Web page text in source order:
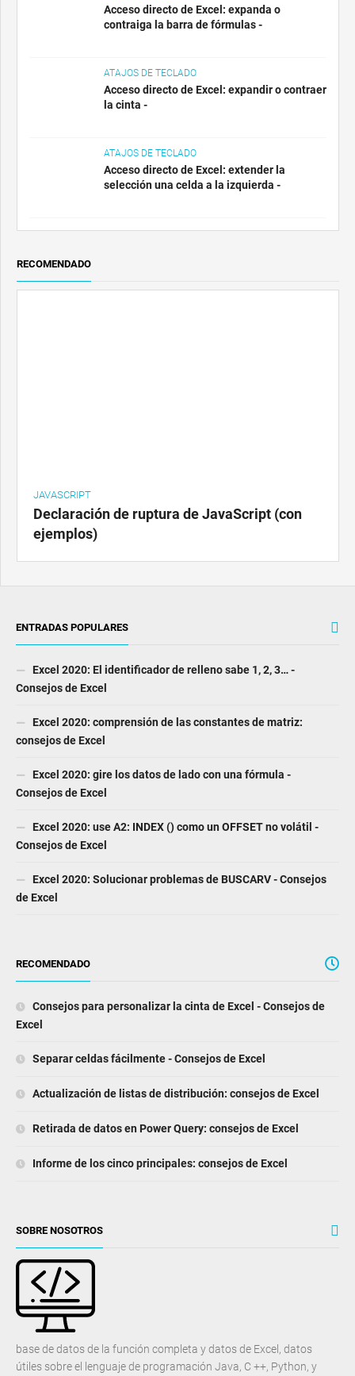
Acceso directo de Excel: expanda o
contraiga la barra de fórmulas -
ATAJOS DE TECLADO
Acceso directo de Excel: expandir o contraer
la cinta -
ATAJOS DE TECLADO
Acceso directo de Excel: extender la
selección una celda a la izquierda -
RECOMENDADO
JAVASCRIPT
Declaración de ruptura de JavaScript (con
ejemplos)
ENTRADAS POPULARES
Excel 2020: El identificador de relleno sabe 1, 2, 3… -
Consejos de Excel
Excel 2020: comprensión de las constantes de matriz:
consejos de Excel
Excel 2020: gire los datos de lado con una fórmula -
Consejos de Excel
Excel 2020: use A2: INDEX () como un OFFSET no volátil -
Consejos de Excel
Excel 2020: Solucionar problemas de BUSCARV - Consejos
de Excel
RECOMENDADO
Consejos para personalizar la cinta de Excel - Consejos de
Excel
Separar celdas fácilmente - Consejos de Excel
Actualización de listas de distribución: consejos de Excel
Retirada de datos en Power Query: consejos de Excel
Informe de los cinco principales: consejos de Excel
SOBRE NOSOTROS
base de datos de la función completa y datos de Excel, datos
útiles sobre el lenguaje de programación Java, C ++, Python, y